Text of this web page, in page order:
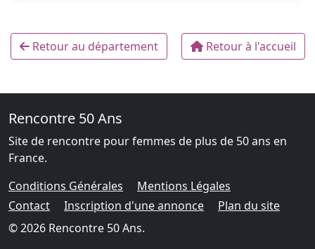
Retour au département Retour à l'accueil
Rencontre 50 Ans
Site de rencontre pour femmes de plus de 50 ans en
France.
Conditions Générales
Mentions Légales
Contact
Inscription d'une annonce
Plan du site
© 2026 Rencontre 50 Ans.